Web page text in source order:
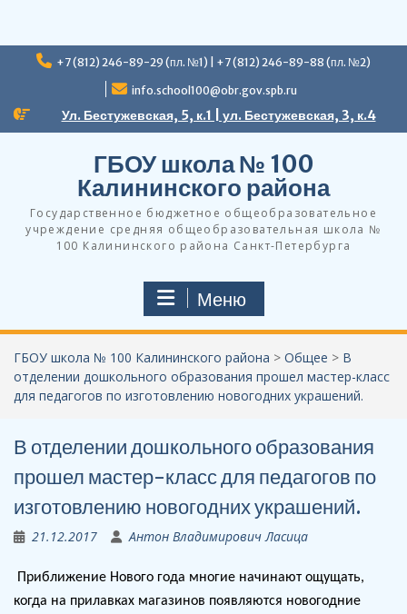
Перейти
+7 (812) 246-89-29 (пл. №1) | +7 (812) 246-89-88 (пл. №2)
info.school100@obr.gov.spb.ru
Ул. Бестужевская, 5, к.1 | ул. Бестужевская, 3, к.4
ГБОУ школа № 100
Калининского района
Государственное бюджетное общеобразовательное
учреждение средняя общеобразовательная школа №
100 Калининского района Санкт-Петербурга
Меню
ГБОУ школа № 100 Калининского района > Общее > В
отделении дошкольного образования прошел мастер-класс
для педагогов по изготовлению новогодних украшений.
В отделении дошкольного образования
прошел мастер-класс для педагогов по
изготовлению новогодних украшений.
21.12.2017 Антон Владимирович Ласица
Приближение Нового года многие начинают ощущать,
когда на прилавках магазинов появляются новогодние